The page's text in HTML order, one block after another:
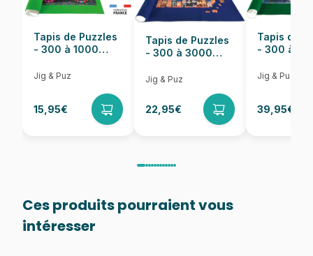
Tapis de Puzzles
- 300 à 1000
Jig & Puz
15,95€
Tapis de Puzzles
- 300 à 3000
Jig & Puz
22,95€
Tapis de
- 300 à
Jig & Puz
39,95€
Ces produits pourraient vous
intéresser